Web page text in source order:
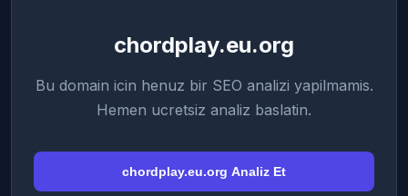
chordplay.eu.org
Bu domain icin henuz bir SEO analizi yapilmamis.
Hemen ucretsiz analiz baslatin.
chordplay.eu.org Analiz Et